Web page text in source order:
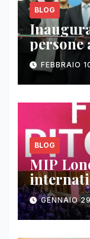
BLOG
FEBBRAIO
BLOG
MIP
GENNAIO